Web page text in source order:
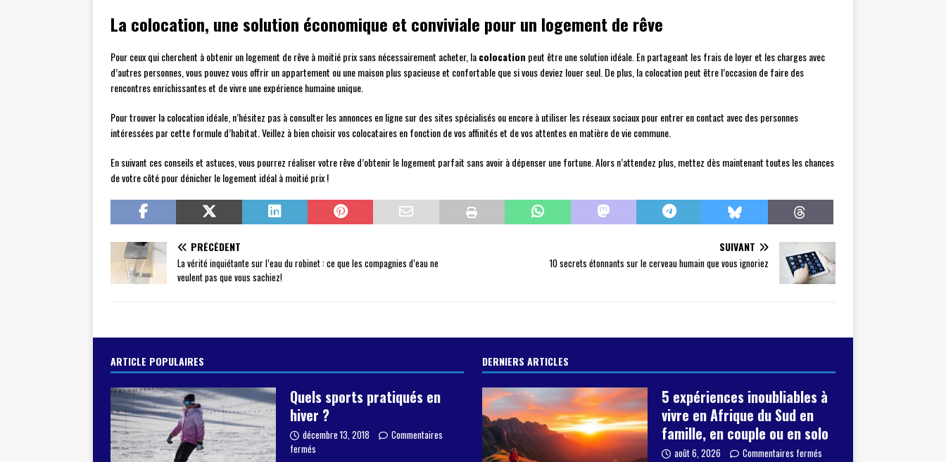
La colocation, une solution économique et conviviale pour un logement de rêve
Pour ceux qui cherchent à obtenir un logement de rêve à moitié prix sans nécessairement acheter, lacolocation peut être une solution idéale. En partageant les frais de loyer et les charges avec
d’autres personnes, vous pouvez vous offrir un appartement ou une maison plus spacieuse et confortable que si vous deviez louer seul. De plus, la colocation peut être l’occasion de faire des
rencontres enrichissantes et de vivre une expérience humaine unique.
Pour trouver la colocation idéale, n’hésitez pas à consulter les annonces en ligne sur des sites spécialisés ou encore à utiliser les réseaux sociaux pour entrer en contact avec des personnes
intéressées par cette formule d’habitat. Veillez à bien choisir vos colocataires en fonction de vos affinités et de vos attentes en matière de vie commune.
En suivant ces conseils et astuces, vous pourrez réaliser votre rêve d’obtenir le logement parfait sans avoir à dépenser une fortune. Alors n’attendez plus, mettez dès maintenant toutes les chances
de votre côté pour dénicher le logement idéal à moitié prix !
PRÉCÉDENT
La vérité inquiétante sur l’eau du robinet : ce que les compagnies d’eau ne
veulent pas que vous sachiez!
SUIVANT
10 secrets étonnants sur le cerveau humain que vous ignoriez
ARTICLE POPULAIRES
Quels sports pratiqués en
hiver ?
décembre 13, 2018
Commentaires
fermés
DERNIERS ARTICLES
5 expériences inoubliables à
vivre en Afrique du Sud en
famille, en couple ou en solo
août 6, 2026 Commentaires fermés